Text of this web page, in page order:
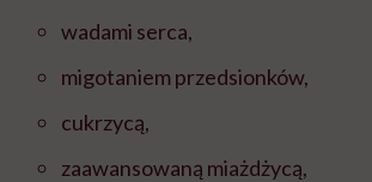
wadami serca,
migotaniem przedsionków,
cukrzycą,
zaawansowaną miażdżycą,